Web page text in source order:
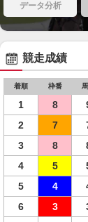
データ分析
競走成績
着順 枠番
1 8
2
7
3
8
4
5
5
4
6
3